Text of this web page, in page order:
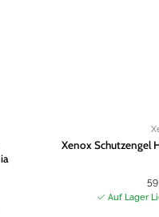
Xenox Schutzengel
Auf Lager